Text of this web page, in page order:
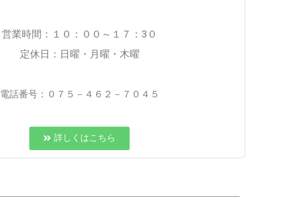
営業時間：１０：００～１７：3０
定休日：日曜・月曜・木曜
電話番号：０７５－４６２－７０４５
詳しくはこちら